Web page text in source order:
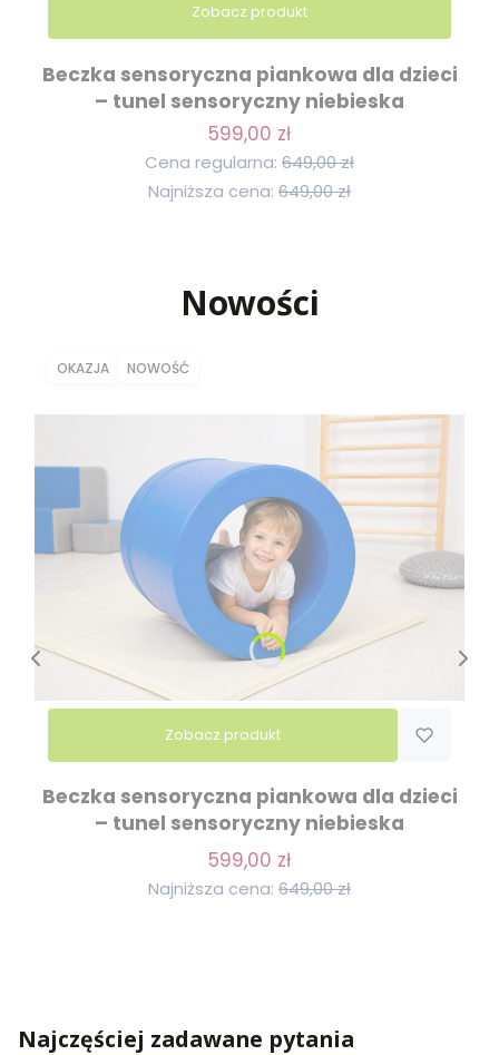
Zobacz produkt
Beczka sensoryczna piankowa dla dzieci
– tunel sensoryczny niebieska
599,00 zł
Cena regularna: 649,00 zł
Najniższa cena: 649,00 zł
Nowości
OKAZJA NOWOŚĆ
Zobacz produkt
Beczka sensoryczna piankowa dla dzieci
– tunel sensoryczny niebieska
599,00 zł
Najniższa cena: 649,00 zł
Najczęściej zadawane pytania